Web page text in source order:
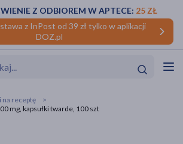
z InPost od 39 zł tylko w aplikacji
DOZ.pl
Z ODBIOREM W APTECE: 25 ZŁ
na receptę
mg, kapsułki twarde, 100 szt